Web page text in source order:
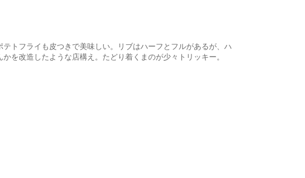
トフライも皮つきで美味しい。リブはハーフとフルがあるが、ハ
を改造したような店構え。たどり着くまのが少々トリッキー。